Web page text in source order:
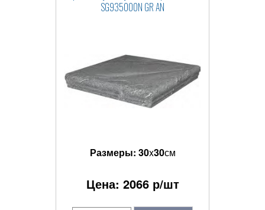
SG935000N GR AN
Размеры: 30x30см
Цена: 2066р/шт